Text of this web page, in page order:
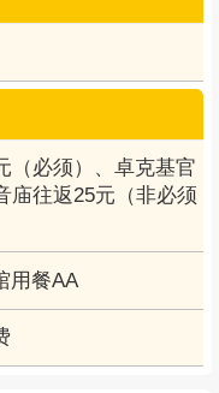
（必须）、卓克基官
庙往返25元（非必须
用餐AA